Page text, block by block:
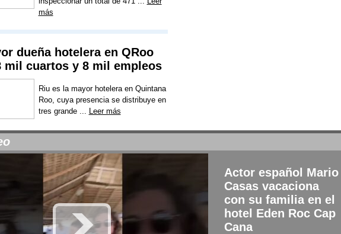
más
dueña hotelera en QRoo
mil cuartos y 8 mil empleos
Riu es la mayor hotelera en Quintana
Roo, cuya presencia se distribuye en
tres grande ... Leer más
Actor español Mario
Casas vacaciona
con su familia en el
hotel Eden Roc Cap
Cana